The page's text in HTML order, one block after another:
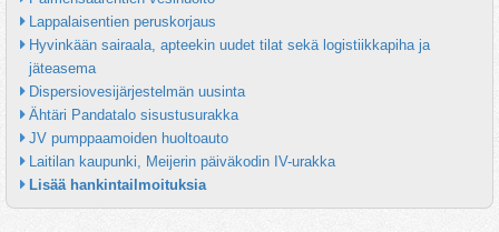
Lappalaisentien peruskorjaus
Hyvinkään sairaala, apteekin uudet tilat sekä logistiikkapiha ja
jäteasema
Dispersiovesijärjestelmän uusinta
Ähtäri Pandatalo sisustusurakka
JV pumppaamoiden huoltoauto
Laitilan kaupunki, Meijerin päiväkodin IV-urakka
Lisää hankintailmoituksia